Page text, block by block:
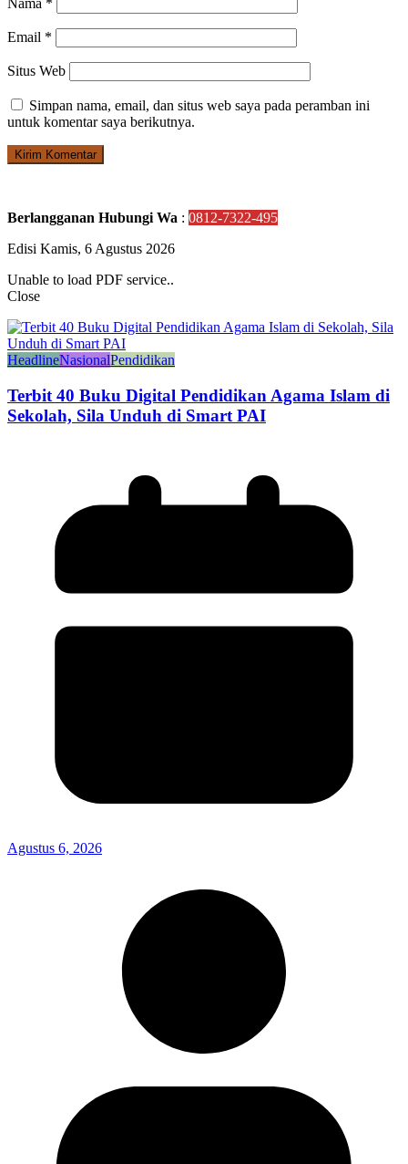
Nama *
Email *
Situs Web
Simpan nama, email, dan situs web saya pada peramban ini
untuk komentar saya berikutnya.
Berlangganan Hubungi Wa : 0812-7322-495
Edisi Kamis, 6 Agustus 2026
Unable to load PDF service..
Close
HeadlineNasionalPendidikan
Terbit 40 Buku Digital Pendidikan Agama Islam di
Sekolah, Sila Unduh di Smart PAI
Agustus 6, 2026